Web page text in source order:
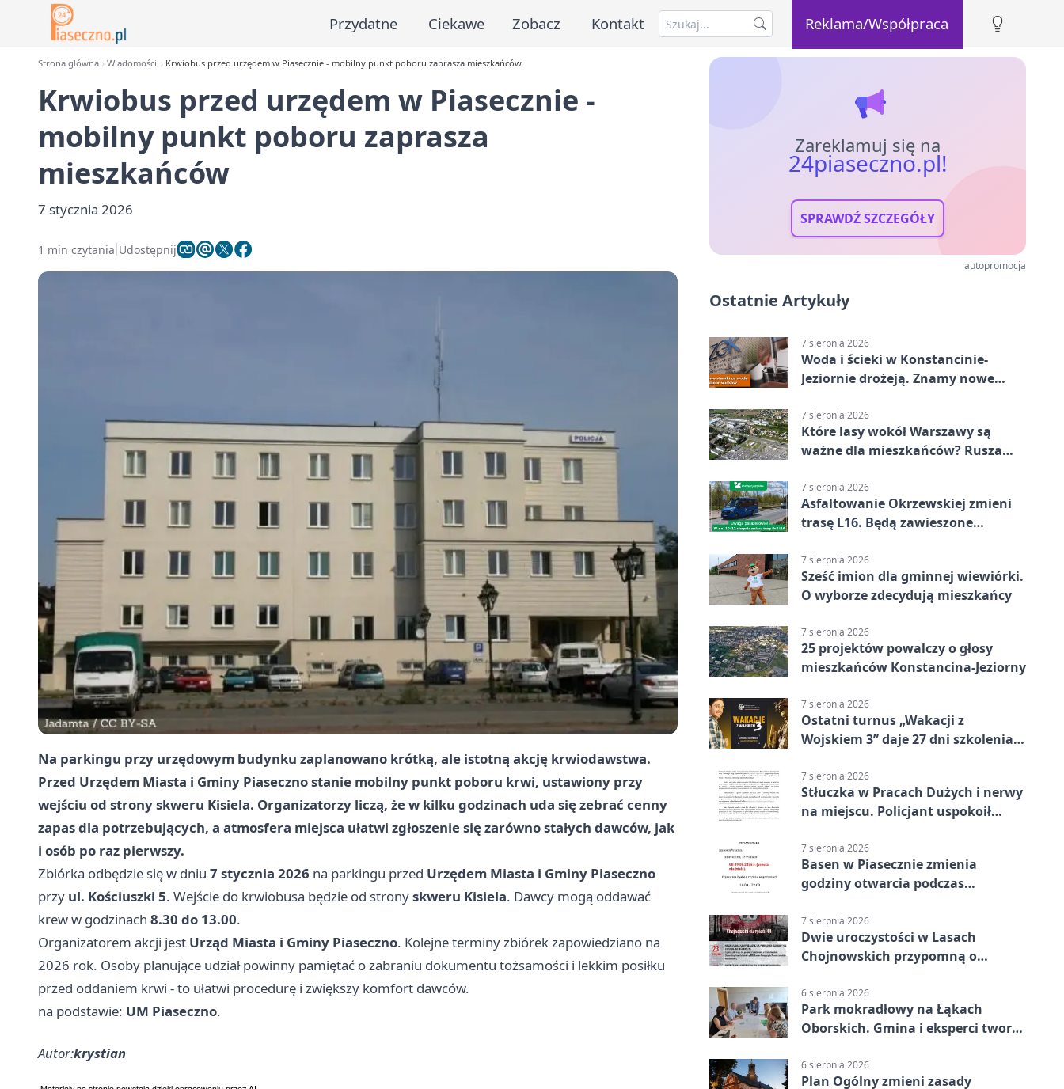
Przydatne Ciekawe Zobacz Kontakt Reklama/Współpraca
Strona główna Wiadomości Krwiobus przed urzędem w Piasecznie - mobilny punkt poboru zaprasza mieszkańców
Krwiobus przed urzędem w Piasecznie -
mobilny punkt poboru zaprasza
mieszkańców
7 stycznia 2026
1 min czytania Udostępnij
Na parkingu przy urzędowym budynku zaplanowano krótką, ale istotną akcję krwiodawstwa.
Przed Urzędem Miasta i Gminy Piaseczno stanie mobilny punkt poboru krwi, ustawiony przy
wejściu od strony skweru Kisiela. Organizatorzy liczą, że w kilku godzinach uda się zebrać cenny
zapas dla potrzebujących, a atmosfera miejsca ułatwi zgłoszenie się zarówno stałych dawców, jak
i osób po raz pierwszy.
Zbiórka odbędzie się w dniu 7 stycznia 2026 na parkingu przed Urzędem Miasta i Gminy Piaseczno
przy ul. Kościuszki 5. Wejście do krwiobusa będzie od stronyskweru Kisiela. Dawcy mogą oddawać
krew w godzinach 8.30 do 13.00.
Organizatorem akcji jest Urząd Miasta i Gminy Piaseczno. Kolejne terminy zbiórek zapowiedziano na
2026 rok. Osoby planujące udział powinny pamiętać o zabraniu dokumentu tożsamości i lekkim posiłku
przed oddaniem krwi - to ułatwi procedurę i zwiększy komfort dawców.
na podstawie: UM Piaseczno.
Autor:krystian
Zareklamuj się na
24piaseczno.pl!
SPRAWDŹ SZCZEGÓŁY
autopromocja
Ostatnie Artykuły
7 sierpnia 2026
Woda i ścieki w Konstancinie-
Jeziornie drożeją. Znamy nowe
7 sierpnia 2026
Które lasy wokół Warszawy są
ważne dla mieszkańców? Rusza
7 sierpnia 2026
Asfaltowanie Okrzewskiej zmieni
trasę L16. Będą zawieszone
7 sierpnia 2026
Sześć imion dla gminnej wiewiórki.
O wyborze zdecydują mieszkańcy
7 sierpnia 2026
25 projektów powalczy o głosy
mieszkańców Konstancina-Jeziorny
7 sierpnia 2026
Ostatni turnus „Wakacji z
Wojskiem 3” daje 27 dni szkolenia i
7 sierpnia 2026
Stłuczka w Pracach Dużych i nerwy
na miejscu. Policjant uspokoił
7 sierpnia 2026
Basen w Piasecznie zmienia
godziny otwarcia podczas
7 sierpnia 2026
Dwie uroczystości w Lasach
Chojnowskich przypomną o
6 sierpnia 2026
Park mokradłowy na Łąkach
Oborskich. Gmina i eksperci tworzą
6 sierpnia 2026
Plan Ogólny zmieni zasady